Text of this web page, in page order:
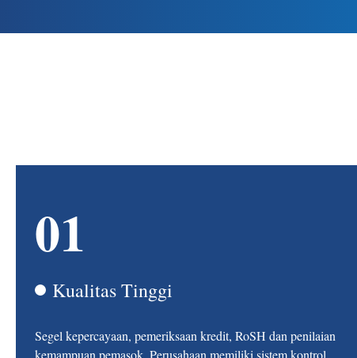
01
Kualitas Tinggi
Segel kepercayaan, pemeriksaan kredit, RoSH dan penilaian
kemampuan pemasok. Perusahaan memiliki sistem kontrol